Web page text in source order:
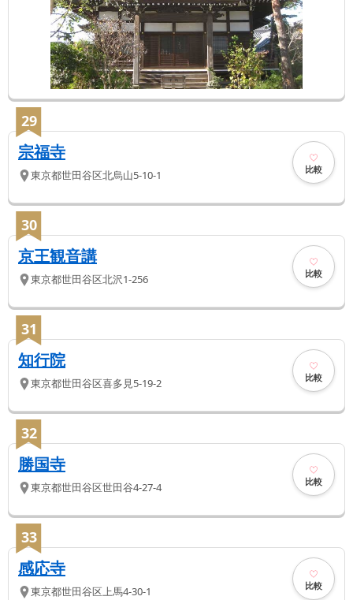
29
宗福寺
東京都世田谷区北烏山5-10-1 比較
30
京王観音講
東京都世田谷区北沢1-256 比較
31
知行院
東京都世田谷区喜多見5-19-2 比較
32
勝国寺
東京都世田谷区世田谷4-27-4 比較
33
感応寺
東京都世田谷区上馬4-30-1 比較